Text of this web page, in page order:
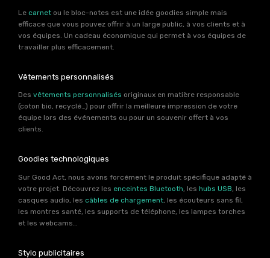
Le carnet ou le bloc-notes est une idée goodies simple mais
efficace que vous pouvez offrir à un large public, à vos clients et à
vos équipes. Un cadeau économique qui permet à vos équipes de
travailler plus efficacement.
Vêtements personnalisés
Des vêtements personnalisés originaux en matière responsable
(coton bio, recyclé…) pour offrir la meilleure impression de votre
équipe lors des événements ou pour un souvenir offert à vos
clients.
Goodies technologiques
Sur Good Act, nous avons forcément le produit spécifique adapté à
votre projet. Découvrez les enceintes Bluetooth , les hubs USB , les
casques audio, les câbles de chargement , les écouteurs sans fil,
les montres santé, les supports de téléphone, les lampes torches
et les webcams…
Stylo publicitaires